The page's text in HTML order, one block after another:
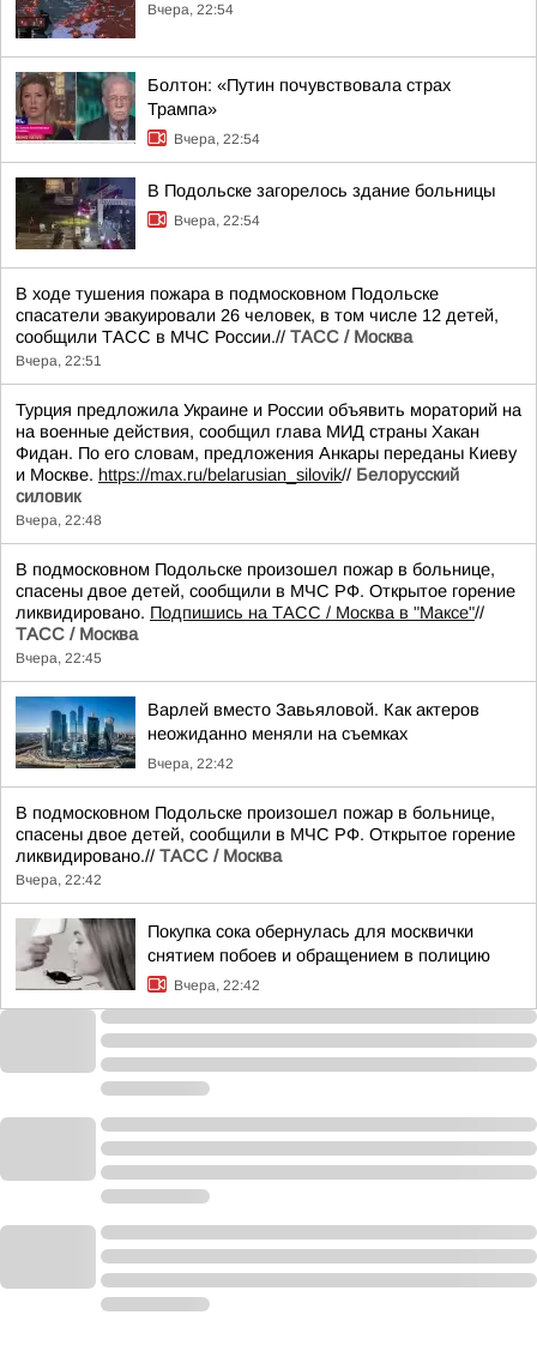
Вчера, 22:54
Болтон: «Путин почувствовала страх
Трампа»
Вчера, 22:54
В Подольске загорелось здание больницы
Вчера, 22:54
В ходе тушения пожара в подмосковном Подольске
спасатели эвакуировали 26 человек, в том числе 12 детей,
сообщили ТАСС в МЧС России.// ТАСС / Москва
Вчера, 22:51
Турция предложила Украине и России объявить мораторий на
на военные действия, сообщил глава МИД страны Хакан
Фидан. По его словам, предложения Анкары переданы Киеву
и Москве. https://max.ru/belarusian_silovik// Белорусский
силовик
Вчера, 22:48
В подмосковном Подольске произошел пожар в больнице,
спасены двое детей, сообщили в МЧС РФ. Открытое горение
ликвидировано. Подпишись на ТАСС / Москва в "Максе"//
ТАСС / Москва
Вчера, 22:45
Варлей вместо Завьяловой. Как актеров
неожиданно меняли на съемках
Вчера, 22:42
В подмосковном Подольске произошел пожар в больнице,
спасены двое детей, сообщили в МЧС РФ. Открытое горение
ликвидировано.// ТАСС / Москва
Вчера, 22:42
Покупка сока обернулась для москвички
снятием побоев и обращением в полицию
Вчера, 22:42